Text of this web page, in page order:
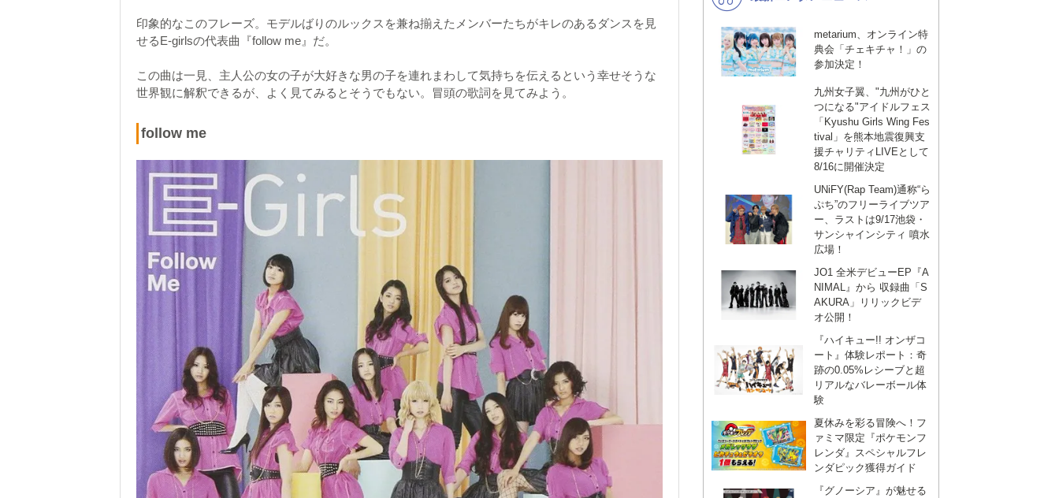
印象的なこのフレーズ。モデルばりのルックスを兼ね揃えたメンバーたちがキレのあるダンスを見
せるE-girlsの代表曲『follow me』だ。
この曲は一見、主人公の女の子が大好きな男の子を連れまわして気持ちを伝えるという幸せそうな
世界観に解釈できるが、よく見てみるとそうでもない。冒頭の歌詞を見てみよう。
follow me
metarium、オンライン特
典会「チェキチャ！」の
参加決定！
九州女子翼、"九州がひと
つになる"アイドルフェス
「Kyushu Girls Wing Fes
tival」を熊本地震復興支
援チャリティLIVEとして
8/16に開催決定
UNiFY(Rap Team)通称“ら
ぷち”のフリーライブツア
ー、ラストは9/17池袋・
サンシャインシティ 噴水
広場！
JO1 全米デビューEP『A
NIMAL』から 収録曲「S
AKURA」リリックビデ
オ公開！
『ハイキュー!! オンザコ
ート』体験レポート：奇
跡の0.05%レシーブと超
リアルなバレーボール体
験
夏休みを彩る冒険へ！フ
ァミマ限定『ポケモンフ
レンダ』スペシャルフレ
ンダピック獲得ガイド
『グノーシア』が魅せる